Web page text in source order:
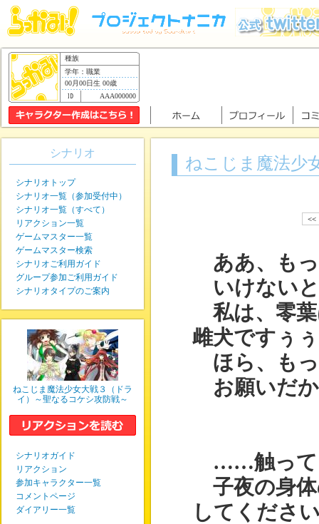
種族
学年：職業
00月00日生 00歳
AAA000000
ねこじま魔法少
<<
ああ、も
いけない
私は、零葉
雌犬ですぅ
ほら、もっ
お願いだか
……触って
子夜の身
してくださ
シナリオ
シナリオトップ
シナリオ一覧（参加受付中）
シナリオ一覧（すべて）
リアクション一覧
ゲームマスター一覧
ゲームマスター検索
シナリオご利用ガイド
グループ参加ご利用ガイド
シナリオタイプのご案内
ねこじま魔法少女大戦３（ドラ
イ）～聖なるコケシ攻防戦～
シナリオガイド
リアクション
参加キャラクター一覧
コメントページ
ダイアリー一覧